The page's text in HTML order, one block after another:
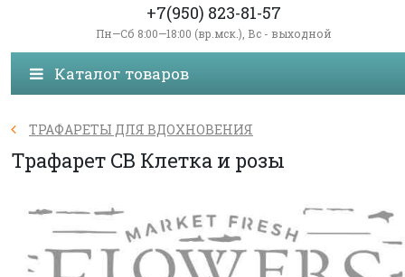
+7(950) 823-81-57
Пн—Сб 8:00—18:00 (вр.мск.), Вс - выходной
Каталог товаров
ТРАФАРЕТЫ ДЛЯ ВДОХНОВЕНИЯ
Трафарет CB Клетка и розы